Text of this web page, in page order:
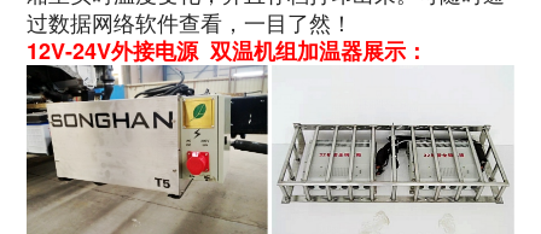
过数据网络软件查看，一目了然！
12V-24V外接电源 双温机组加温器展示：